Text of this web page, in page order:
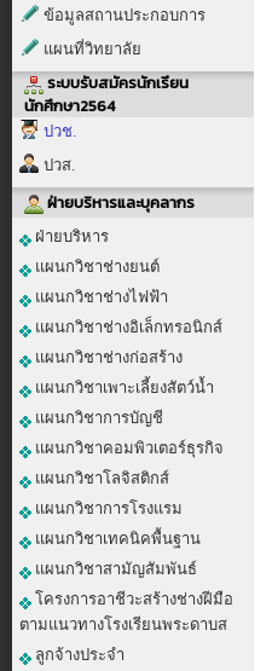
ข้อมูลสถานประกอบการ
แผนที่วิทยาลัย
ระบบรับสมัครนักเรียน
นักศึกษา2564
ปวช.
ปวส.
ฝ่ายบริหารและบุคลากร
ฝ่ายบริหาร
แผนกวิชาช่างยนต์
แผนกวิชาช่างไฟฟ้า
แผนกวิชาช่างอิเล็กทรอนิกส์
แผนกวิชาช่างก่อสร้าง
แผนกวิชาเพาะเลี้ยงสัตว์น้ำ
แผนกวิชาการบัญชี
แผนกวิชาคอมพิวเตอร์ธุรกิจ
แผนกวิชาโลจิสติกส์
แผนกวิชาการโรงแรม
แผนกวิชาเทคนิคพื้นฐาน
แผนกวิชาสามัญสัมพันธ์
โครงการอาชีวะสร้างช่างฝีมือ
ตามแนวทางโรงเรียนพระดาบส
ลูกจ้างประจำ